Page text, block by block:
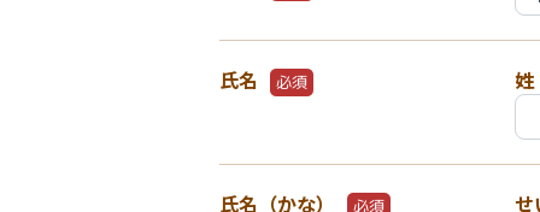
氏名 必須 姓
氏名（かな） 必須 せ